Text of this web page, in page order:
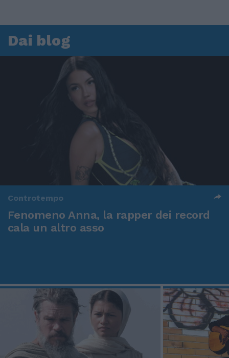
Dai blog
Controtempo
Fenomeno Anna, la rapper dei record
cala un altro asso